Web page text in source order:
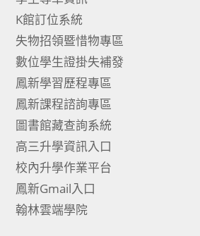
K館訂位系統
失物招領暨惜物專區
數位學生證掛失補發
鳳新學習歷程專區
鳳新課程諮詢專區
圖書館藏查詢系統
高三升學資訊入口
校內升學作業平台
鳳新Gmail入口
翰林雲端學院